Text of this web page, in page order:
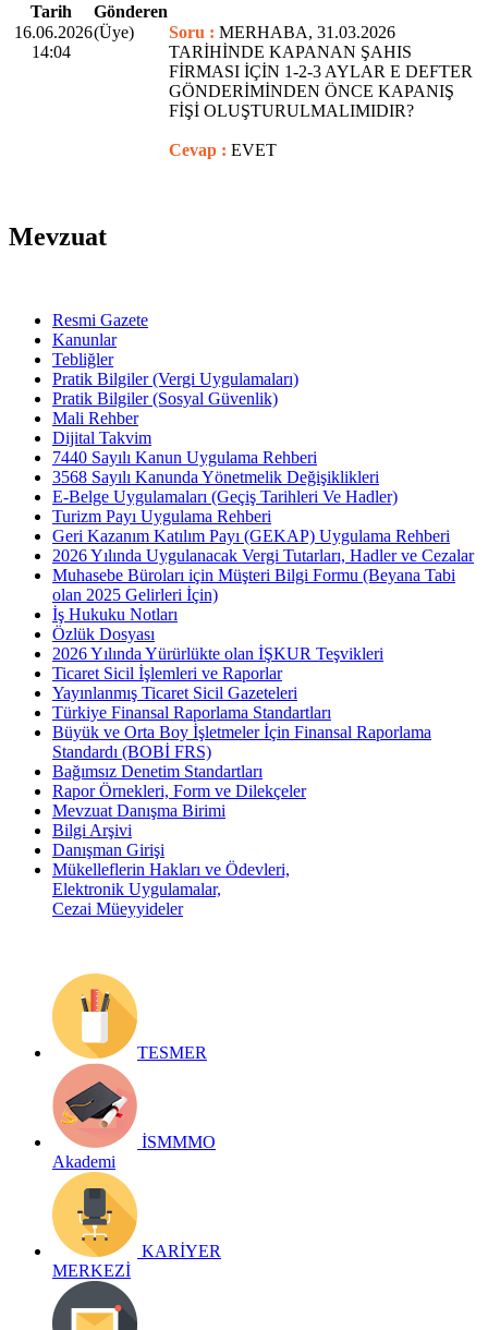
Tarih
Gönderen
16.06.2026
14:04
(Üye) Soru : MERHABA, 31.03.2026
TARİHİNDE KAPANAN ŞAHIS
FİRMASI İÇİN 1-2-3 AYLAR E DEFTER
GÖNDERİMİNDEN ÖNCE KAPANIŞ
FİŞİ OLUŞTURULMALIMIDIR?
Cevap : EVET
Mevzuat
Resmi Gazete
Kanunlar
Tebliğler
Pratik Bilgiler (Vergi Uygulamaları)
Pratik Bilgiler (Sosyal Güvenlik)
Mali Rehber
Dijital Takvim
7440 Sayılı Kanun Uygulama Rehberi
3568 Sayılı Kanunda Yönetmelik Değişiklikleri
E-Belge Uygulamaları (Geçiş Tarihleri Ve Hadler)
Turizm Payı Uygulama Rehberi
Geri Kazanım Katılım Payı (GEKAP) Uygulama Rehberi
2026 Yılında Uygulanacak Vergi Tutarları, Hadler ve Cezalar
Muhasebe Büroları için Müşteri Bilgi Formu (Beyana Tabi
olan 2025 Gelirleri İçin)
İş Hukuku Notları
Özlük Dosyası
2026 Yılında Yürürlükte olan İŞKUR Teşvikleri
Ticaret Sicil İşlemleri ve Raporlar
Yayınlanmış Ticaret Sicil Gazeteleri
Türkiye Finansal Raporlama Standartları
Büyük ve Orta Boy İşletmeler İçin Finansal Raporlama
Standardı (BOBİ FRS)
Bağımsız Denetim Standartları
Rapor Örnekleri, Form ve Dilekçeler
Mevzuat Danışma Birimi
Bilgi Arşivi
Danışman Girişi
Mükelleflerin Hakları ve Ödevleri,
Elektronik Uygulamalar,
Cezai Müeyyideler
TESMER
İSMMMO
Akademi
KARİYER
MERKEZİ